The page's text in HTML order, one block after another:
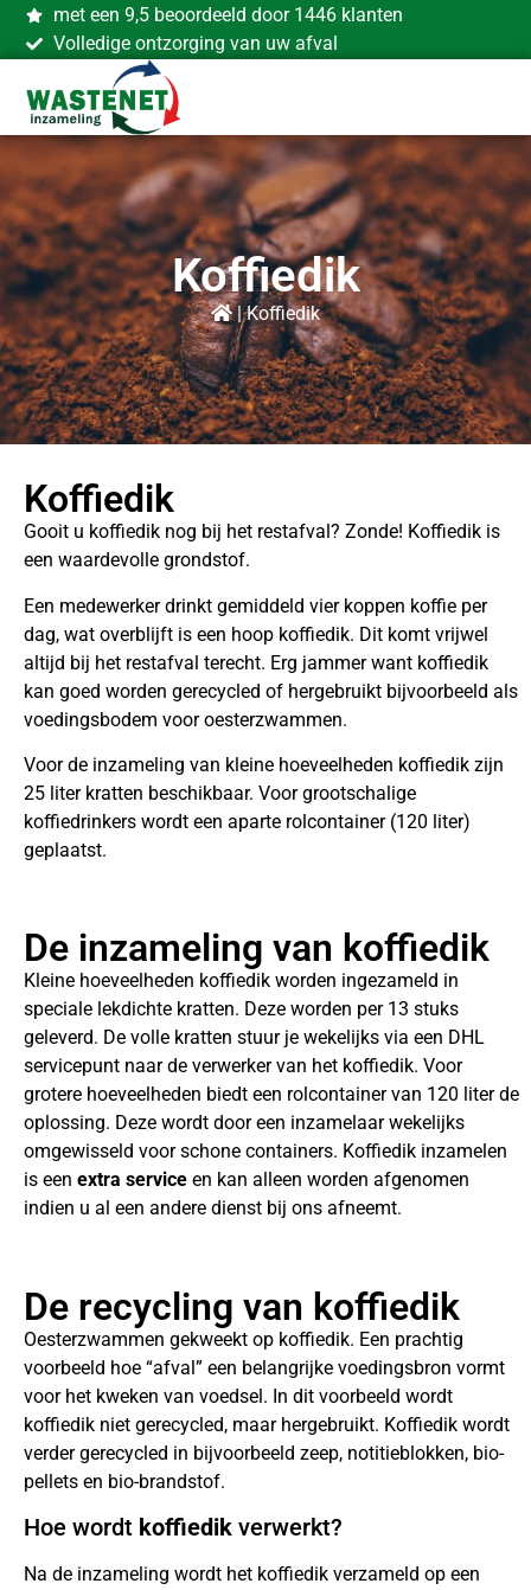
met een 9,5 beoordeeld door 1446 klanten
Volledige ontzorging van uw afval
Koffiedik
|Koffiedik
Koffiedik
Gooit u koffiedik nog bij het restafval? Zonde! Koffiedik is
een waardevolle grondstof.
Een medewerker drinkt gemiddeld vier koppen koffie per
dag, wat overblijft is een hoop koffiedik. Dit komt vrijwel
altijd bij het restafval terecht. Erg jammer want koffiedik
kan goed worden gerecycled of hergebruikt bijvoorbeeld als
voedingsbodem voor oesterzwammen.
Voor de inzameling van kleine hoeveelheden koffiedik zijn
25 liter kratten beschikbaar. Voor grootschalige
koffiedrinkers wordt een aparte rolcontainer (120 liter)
geplaatst.
De inzameling van koffiedik
Kleine hoeveelheden koffiedik worden ingezameld in
speciale lekdichte kratten. Deze worden per 13 stuks
geleverd. De volle kratten stuur je wekelijks via een DHL
servicepunt naar de verwerker van het koffiedik. Voor
grotere hoeveelheden biedt een rolcontainer van 120 liter de
oplossing. Deze wordt door een inzamelaar wekelijks
omgewisseld voor schone containers. Koffiedik inzamelen
is een extra service en kan alleen worden afgenomen
indien u al een andere dienst bij ons afneemt.
De recycling van koffiedik
Oesterzwammen gekweekt op koffiedik. Een prachtig
voorbeeld hoe “afval” een belangrijke voedingsbron vormt
voor het kweken van voedsel. In dit voorbeeld wordt
koffiedik niet gerecycled, maar hergebruikt. Koffiedik wordt
verder gerecycled in bijvoorbeeld zeep, notitieblokken, bio-
pellets en bio-brandstof.
Hoe wordt koffiedik verwerkt?
Na de inzameling wordt het koffiedik verzameld op een